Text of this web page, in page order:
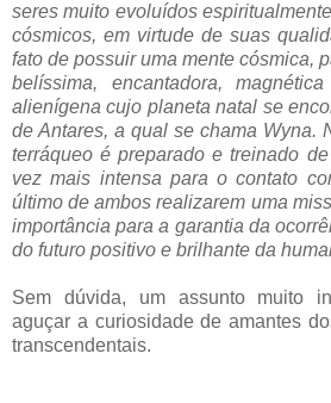
seres muito evoluídos
cósmicos, em virtude de suas
fato de possuir uma mente cósmica,
belíssima, encantadora,
alienígena cujo planeta natal se
de Antares, a qual se chama Wyna.
terráqueo é preparado e treinado
vez mais intensa para o contato
último de ambos realizarem uma
importância para a garantia da
do futuro positivo e brilhante da
Sem dúvida, um assunto muito
aguçar a curiosidade de amantes
transcendentais.